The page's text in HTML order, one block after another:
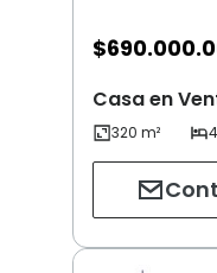
$
Casa en